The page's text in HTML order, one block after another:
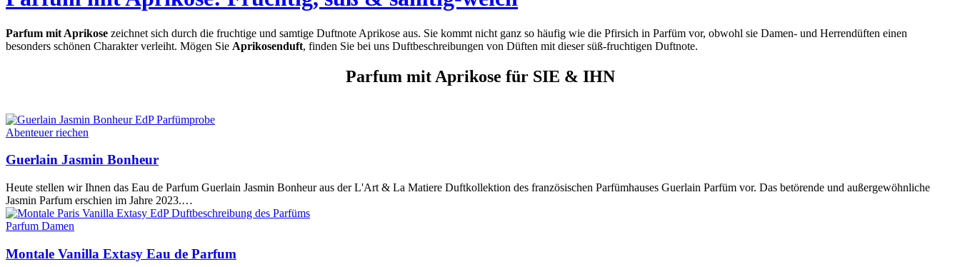
Parfum mit Aprikose zeichnet sich durch die fruchtige und samtige Duftnote Aprikose aus. Sie kommt nicht ganz so häufig wie die Pfirsich in Parfüm vor, obwohl sie Damen- und Herrendüften einen
besonders schönen Charakter verleiht. Mögen Sie Aprikosenduft, finden Sie bei uns Duftbeschreibungen von Düften mit dieser süß-fruchtigen Duftnote.
Parfum mit Aprikose für SIE & IHN
Abenteuer riechen
Guerlain Jasmin Bonheur
Heute stellen wir Ihnen das Eau de Parfum Guerlain Jasmin Bonheur aus der L'Art & La Matiere Duftkollektion des französischen Parfümhauses Guerlain Parfüm vor. Das betörende und außergewöhnliche
Jasmin Parfum erschien im Jahre 2023.…
Parfum Damen
Montale Vanilla Extasy Eau de Parfum